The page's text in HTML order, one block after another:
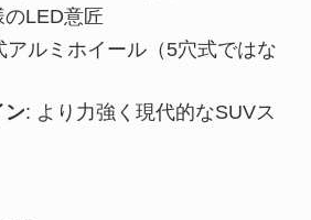
LED意匠
アルミホイール（5穴式ではな
ン: より力強く現代的なSUVス